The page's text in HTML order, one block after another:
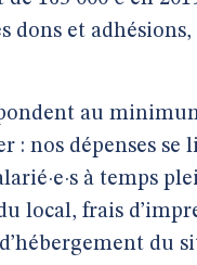
dons et
au
: nos dépenses se
à temps
local, frais
du